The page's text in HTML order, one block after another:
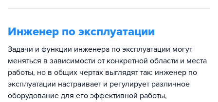
Инженер по эксплуатации
Задачи и функции инженера по эксплуатации могут
меняться в зависимости от конкретной области и места
работы, но в общих чертах выглядят так: инженер по
эксплуатации настраивает и регулирует различное
оборудование для его эффективной работы,